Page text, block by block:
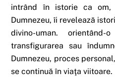
intrând în istorie ca
Dumnezeu, îi revelează
divino-uman.
transfigurarea sau
Dumnezeu, proces
se continuă în viaţa viitoare.